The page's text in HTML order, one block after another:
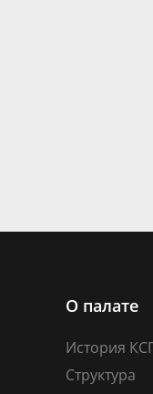
О палате
История
Структура